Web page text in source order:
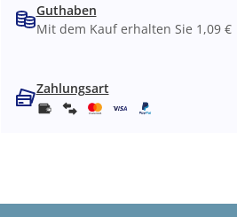
Guthaben
Mit dem Kauf erhalten Sie 1,09 €
Zahlungsart